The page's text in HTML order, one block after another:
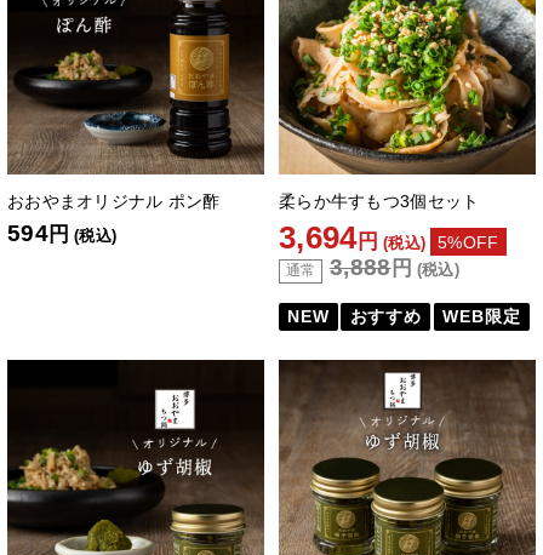
おおやまオリジナル ポン酢
594円 (税込)
柔らか牛すもつ3個セット
3,694円 (税込) 5%OFF
通常 3,888円 (税込)
NEW おすすめ WEB限定